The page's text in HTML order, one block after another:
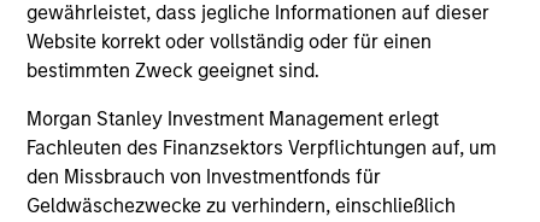
gewährleistet, dass jegliche Informationen auf dieser
Website korrekt oder vollständig oder für einen
bestimmten Zweck geeignet sind.
Morgan Stanley Investment Management erlegt
Fachleuten des Finanzsektors Verpflichtungen auf, um
den Missbrauch von Investmentfonds für
Geldwäschezwecke zu verhindern, einschließlich
High Yield Market Monitor – Q2 2026
An in-depth review of the US and European